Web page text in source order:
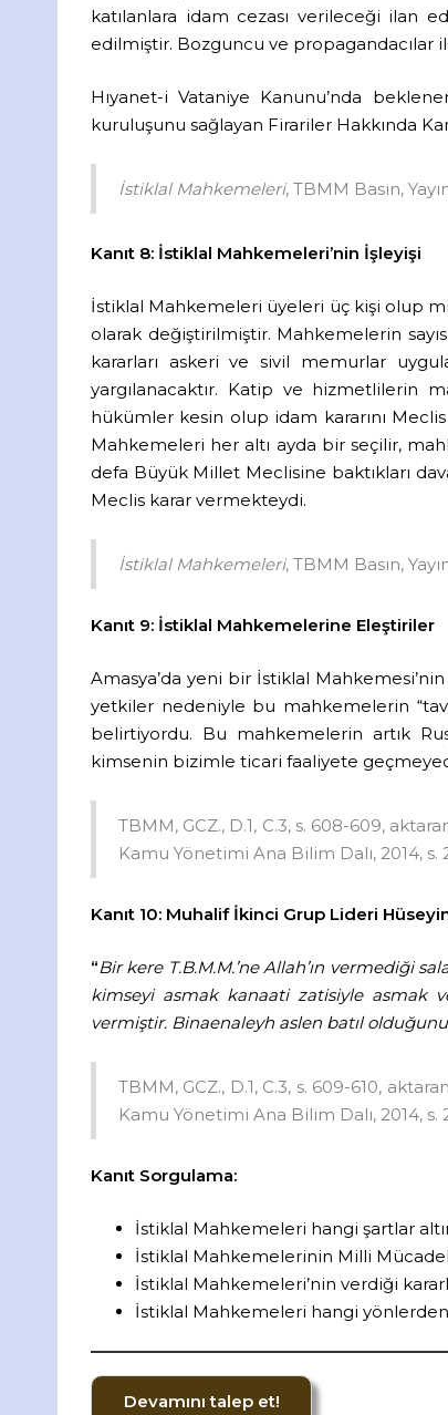
katılanlara idam cezası verileceği ilan
edilmiştir. Bozguncu ve propagandacılar
Hıyanet-i Vataniye Kanunu’nda
kuruluşunu sağlayan Firariler Hakkında
İstiklal Mahkemeleri, TBMM Basın,
Kanıt 8: İstiklal Mahkemeleri’nin İşleyişi
İstiklal Mahkemeleri üyeleri üç kişi olup
olarak değiştirilmiştir. Mahkemelerin
kararları askeri ve sivil memurlar
yargılanacaktır. Katip ve hizmetlilerin
hükümler kesin olup idam kararını
Mahkemeleri her altı ayda bir seçilir,
defa Büyük Millet Meclisine baktıkları
Meclis karar vermekteydi.
İstiklal Mahkemeleri, TBMM Basın,
Kanıt 9: İstiklal Mahkemelerine Eleştiriler
Amasya’da yeni bir İstiklal
yetkiler nedeniyle bu mahkemelerin
belirtiyordu. Bu mahkemelerin artık
kimsenin bizimle ticari faaliyete
TBMM, GCZ., D.1, C.3, s. 608-609,
Kamu Yönetimi Ana Bilim Dalı, 2014, s.
Kanıt 10: Muhalif İkinci Grup Lideri
“Bir kere T.B.M.M.’ne Allah’ın vermediği
kimseyi asmak kanaati zatisiyle asmak
vermiştir. Binaenaleyh aslen batıl
TBMM, GCZ., D.1, C.3, s. 609-610,
Kamu Yönetimi Ana Bilim Dalı, 2014, s.
Kanıt Sorgulama:
İstiklal Mahkemeleri hangi şartlar
İstiklal Mahkemelerinin Milli
İstiklal Mahkemeleri’nin verdiği
İstiklal Mahkemeleri hangi